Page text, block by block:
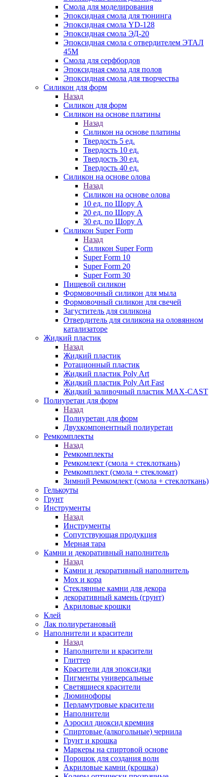
Смола для моделирования
Эпоксидная смола для тюнинга
Эпоксидная смола YD-128
Эпоксидная смола ЭД-20
Эпоксидная смола с отвердителем ЭТАЛ
45М
Смола для серфбордов
Эпоксидная смола для полов
Эпоксидная смола для творчества
Силикон для форм
Назад
Силикон для форм
Силикон на основе платины
Назад
Силикон на основе платины
Твердость 5 ед.
Твердость 10 ед.
Твердость 30 ед.
Твердость 40 ед.
Силикон на основе олова
Назад
Силикон на основе олова
10 ед. по Шору А
20 ед. по Шору А
30 ед. по Шору А
Силикон Super Form
Назад
Силикон Super Form
Super Form 10
Super Form 20
Super Form 30
Пищевой силикон
Формовочный силикон для мыла
Формовочный силикон для свечей
Загуститель для силикона
Отвердитель для силикона на оловянном
катализаторе
Жидкий пластик
Назад
Жидкий пластик
Ротационный пластик
Жидкий пластик Poly Art
Жидкий пластик Poly Art Fast
Жидкий заливочный пластик MAX-CAST
Полиуретан для форм
Назад
Полиуретан для форм
Двухкомпонентный полиуретан
Ремкомплекты
Назад
Ремкомплекты
Ремкомлект (смола + стеклоткань)
Ремкомплект (смола + стекломат)
Зимний Ремкомлект (смола + стеклоткань)
Гелькоуты
Грунт
Инструменты
Назад
Инструменты
Сопутствующая продукция
Мерная тара
Камни и декоративный наполнитель
Назад
Камни и декоративный наполнитель
Мох и кора
Стеклянные камни для декора
декоративный камень (грунт)
Акриловые крошки
Клей
Лак полиуретановый
Наполнители и красители
Назад
Наполнители и красители
Глиттер
Красители для эпоксидки
Пигменты универсальные
Светящиеся красители
Люминофоры
Перламутровые красители
Наполнители
Аэросил диоксид кремния
Спиртовые (алкогольные) чернила
Грунт и крошка
Маркеры на спиртовой основе
Порошок для создания волн
Акриловые камни (крошка)